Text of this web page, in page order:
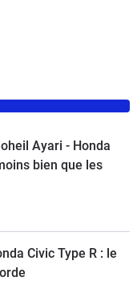
Ayari - Honda
bien que les
Civic Type R : le